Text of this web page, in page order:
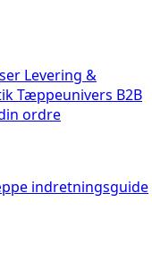
Levering &
Tæppeunivers B2B
ordre
indretningsguide